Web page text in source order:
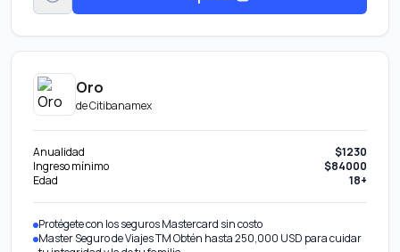
Oro
deCitibanamex
Anualidad
$1230
Ingreso mínimo
$84000
Edad
18+
Protégete con los seguros Mastercard sin costo
Master Seguro de Viajes TM Obtén hasta 250,000 USD para cuidar